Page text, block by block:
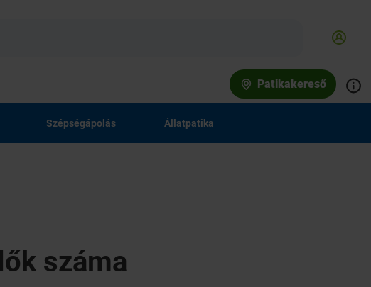
Patikakereső
Szépségápolás Állatpatika
száma